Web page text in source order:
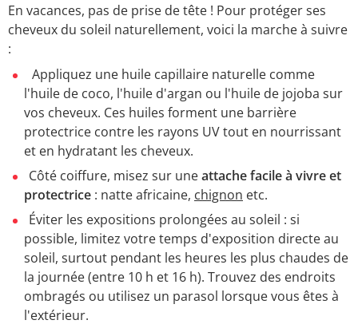
En vacances, pas de prise de tête ! Pour protéger ses
cheveux du soleil naturellement, voici la marche à suivre
:
Appliquez une huile capillaire naturelle comme
l'huile de coco, l'huile d'argan ou l'huile de jojoba sur
vos cheveux. Ces huiles forment une barrière
protectrice contre les rayons UV tout en nourrissant
et en hydratant les cheveux.
Côté coiffure, misez sur uneattache facile à vivre et
protectrice : natte africaine, chignon etc.
Éviter les expositions prolongées au soleil : si
possible, limitez votre temps d'exposition directe au
soleil, surtout pendant les heures les plus chaudes de
la journée (entre 10 h et 16 h). Trouvez des endroits
ombragés ou utilisez un parasol lorsque vous êtes à
l'extérieur.